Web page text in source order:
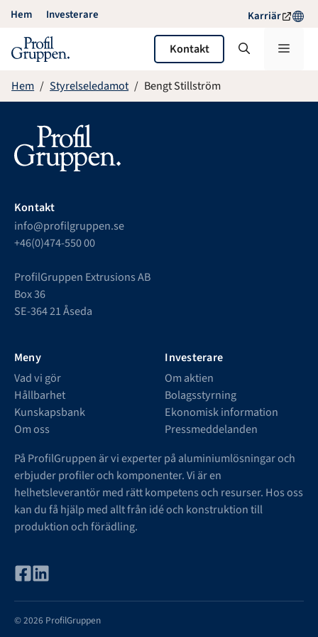
Hoppa
innehåll
Hem Investerare Karriär
Kontakt Meny
Hem Styrelseledamot Bengt Stillström
Kontakt
info@profilgruppen.se
+46(0)474-550 00
ProfilGruppen Extrusions AB
Box 36
SE-364 21 Åseda
Meny
Vad vi gör
Hållbarhet
Kunskapsbank
Om oss
Investerare
Om aktien
Bolagsstyrning
Ekonomisk information
Pressmeddelanden
På ProfilGruppen är vi experter på aluminiumlösningar och
erbjuder profiler och komponenter. Vi är en
helhetsleverantör med rätt kompetens och resurser. Hos oss
kan du få hjälp med allt från idé och konstruktion till
produktion och förädling.
© 2026 ProfilGruppen